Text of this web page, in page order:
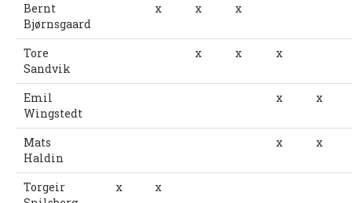
RENT IDRETTSLAG
GRASROTANDELEN
Årsberetninger
Bernt
Bjørnsgaard
x x x
Tore
Sandvik
x x x
Emil
Wingstedt
x x
Mats
Haldin
x x
Torgeir
x x